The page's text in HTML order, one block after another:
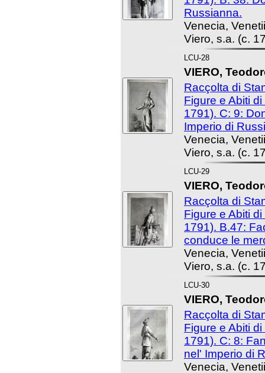
Russianna.
Venecia,
Viero, s.a. (c.
LCU-28
VIERO,
Racçolta di
Figure e Abiti
1791). C: 9:
Imperio di
Venecia,
Viero, s.a. (c.
LCU-29
VIERO,
Racçolta di
Figure e Abiti
1791). B.47:
conduce le
Venecia,
Viero, s.a. (c.
LCU-30
VIERO,
Racçolta di
Figure e Abiti
1791). C: 8:
nel' Imperio di
Venecia,